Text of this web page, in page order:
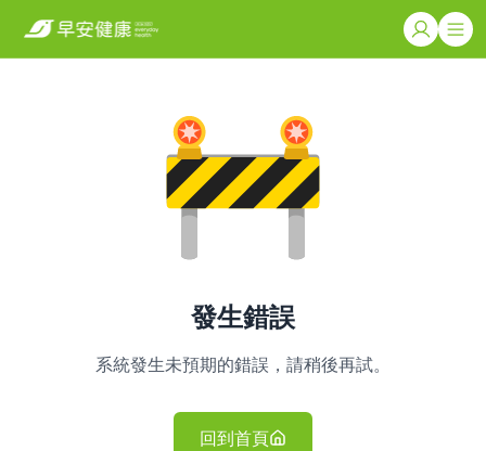
發生錯誤
系統發生未預期的錯誤，請稍後再試。
回到首頁